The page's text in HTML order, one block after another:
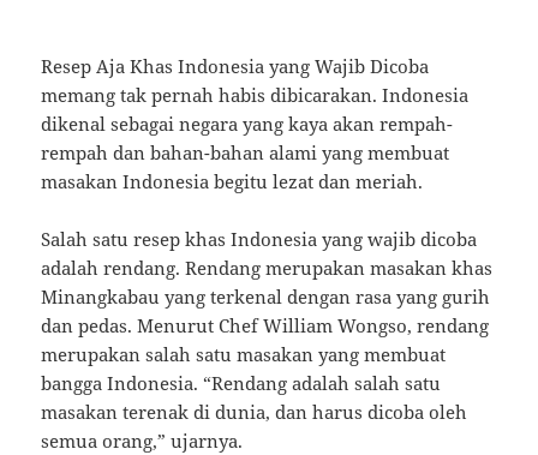
Resep Aja Khas Indonesia yang Wajib Dicoba
memang tak pernah habis dibicarakan. Indonesia
dikenal sebagai negara yang kaya akan rempah-
rempah dan bahan-bahan alami yang membuat
masakan Indonesia begitu lezat dan meriah.
Salah satu resep khas Indonesia yang wajib dicoba
adalah rendang. Rendang merupakan masakan khas
Minangkabau yang terkenal dengan rasa yang gurih
dan pedas. Menurut Chef William Wongso, rendang
merupakan salah satu masakan yang membuat
bangga Indonesia. “Rendang adalah salah satu
masakan terenak di dunia, dan harus dicoba oleh
semua orang,” ujarnya.